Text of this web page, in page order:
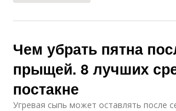
Чем убрать пятна
прыщей. 8 лучших
постакне
Угревая сыпь может оставлять после